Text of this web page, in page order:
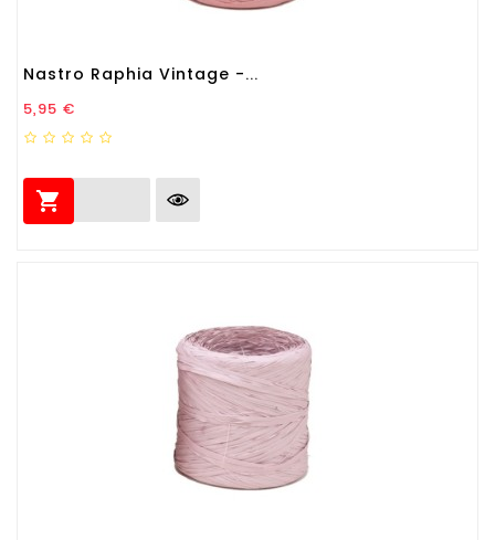
Nastro Raphia Vintage -...
Prezzo
5,95 €
